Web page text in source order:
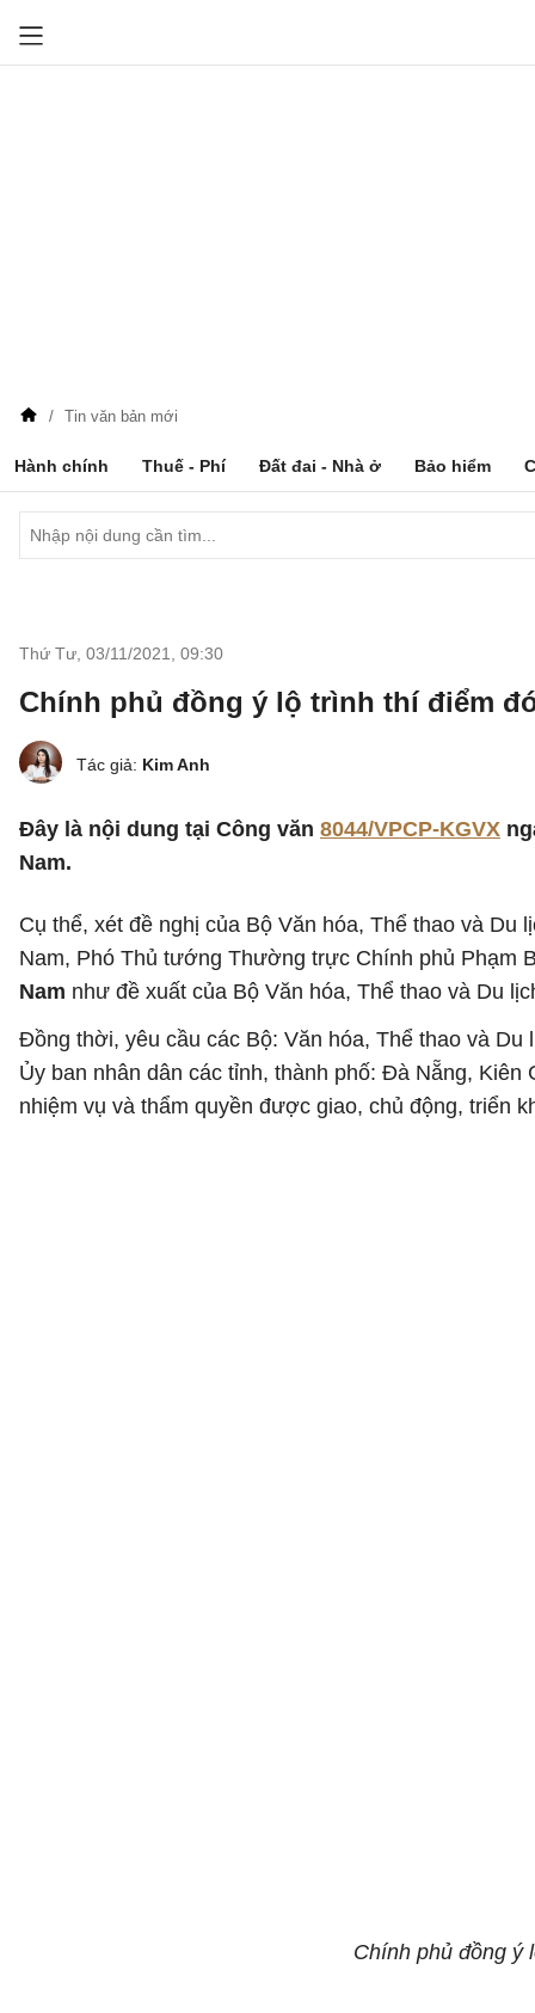
Tin văn bản mới
Hành chính Thuế - Phí Đất đai - Nhà ở Bảo hiểm
Thứ Tư, 03/11/2021 09:30
Chính phủ đồng ý lộ trình thí điểm
Tác giả: Kim Anh
Đây là nội dung tại Công văn 8044/VPCP-KGVX
Nam.
Cụ thể, xét đề nghị của Bộ Văn hóa, Thể thao và
Nam, Phó Thủ tướng Thường trực Chính phủ Phạm
Nam như đề xuất của Bộ Văn hóa, Thể thao và Du
Đồng thời, yêu cầu các Bộ: Văn hóa, Thể thao và Du
Ủy ban nhân dân các tỉnh, thành phố: Đà Nẵng,
nhiệm vụ và thẩm quyền được giao, chủ động, triển
Chính phủ đồng ý